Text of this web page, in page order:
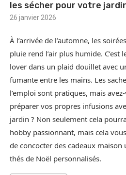
les sécher pour votre
26 janvier 2026
À l’arrivée de l’automne, les
pluie rend l’air plus humide.
lover dans un plaid douillet avec
fumante entre les mains. Les
l’emploi sont pratiques, mais
préparer vos propres infusions
jardin ? Non seulement cela
hobby passionnant, mais cela
de concocter des cadeaux
thés de Noël personnalisés.